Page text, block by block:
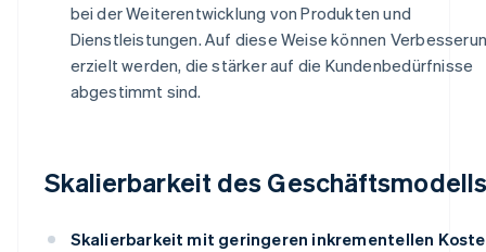
bei der Weiterentwicklung von Produkten und
Dienstleistungen. Auf diese Weise können
erzielt werden, die stärker auf die Kundenbedürfnisse
abgestimmt sind.
Skalierbarkeit des Geschäftsmodells
Skalierbarkeit mit geringeren inkrementellen